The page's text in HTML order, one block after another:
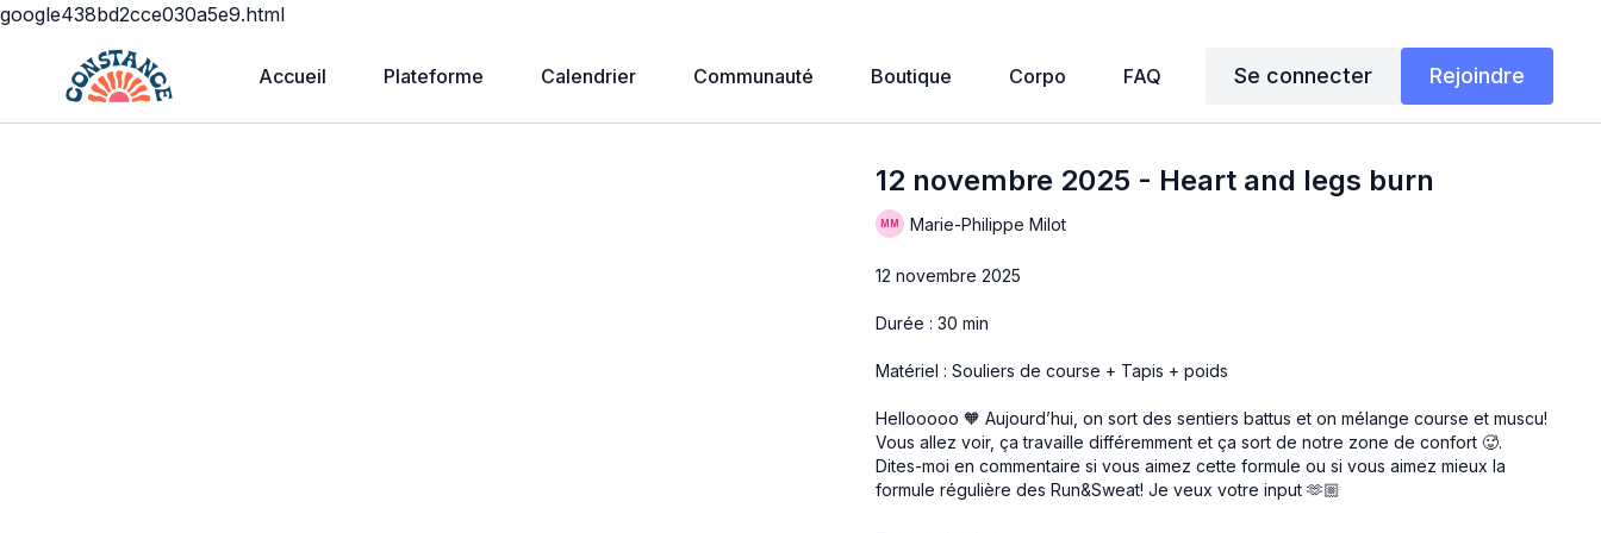
google438bd2cce030a5e9.html
Accueil Plateforme Calendrier Communauté Boutique Corpo FAQ Se connecter Rejoindre
12 novembre 2025 - Heart and legs burn
Marie-Philippe Milot
12 novembre 2025
Durée : 30 min
Matériel : Souliers de course + Tapis + poids
Hellooooo 🧡 Aujourd’hui, on sort des sentiers battus et on mélange course et muscu!
Vous allez voir, ça travaille différemment et ça sort de notre zone de confort 🥵.
Dites-moi en commentaire si vous aimez cette formule ou si vous aimez mieux la
formule régulière des Run&Sweat! Je veux votre input 🫶🏼